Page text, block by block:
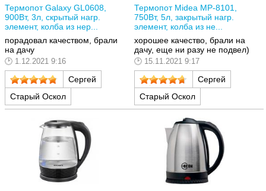
Термопот Galaxy GL0608,
900Вт, 3л, скрытый нагр.
элемент, колба из нер...
порадовал качеством, брали
на дачу
1.12.2021 9:16
Сергей
Старый Оскол
Термопот Midea MP-8101,
750Вт, 5л, закрытый нагр.
элемент, колба из не...
хорошее качество, брали на
дачу, еще ни разу не подвел)
15.11.2021 9:17
Сергей
Старый Оскол